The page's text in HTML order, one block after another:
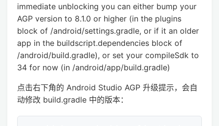
immediate unblocking you can either bump your
AGP version to 8.1.0 or higher (in the plugins
block of /android/settings.gradle, or if it an older
app in the buildscript.dependencies block of
/android/build.gradle), or set your compileSdk to
34 for now (in /android/app/build.gradle)
点击右下角的 Android Studio AGP 升级提示，会自
动修改 build.gradle 中的版本：